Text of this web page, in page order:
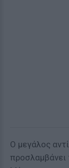
Ο μεγάλος
προσλαμβάνει